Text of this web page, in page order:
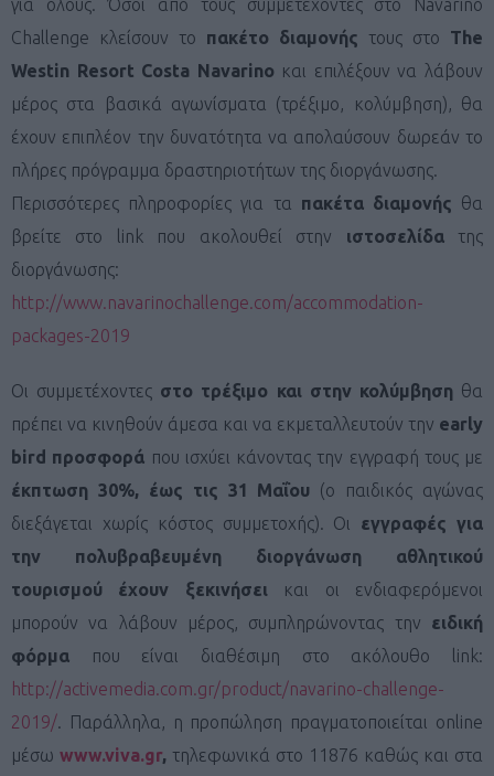
για όλους. Όσοι από τους συμμετέχοντες στο Navarino
Challenge κλείσουν το πακέτο διαμονής τους στο The
Westin Resort Costa Navarino και επιλέξουν να λάβουν
μέρος στα βασικά αγωνίσματα (τρέξιμο, κολύμβηση), θα
έχουν επιπλέον την δυνατότητα να απολαύσουν δωρεάν το
πλήρες πρόγραμμα δραστηριοτήτων της διοργάνωσης.
Περισσότερες πληροφορίες για τα πακέτα διαμονής θα
βρείτε στο link που ακολουθεί στην ιστοσελίδατης
διοργάνωσης:
http://www.navarinochallenge.com/accommodation-
packages-2019
Οι συμμετέχοντες στο τρέξιμο και στην κολύμβησηθα
πρέπει να κινηθούν άμεσα και να εκμεταλλευτούν την early
bird προσφορά που ισχύει κάνοντας την εγγραφή τους με
έκπτωση 30%, έως τις 31 Μαΐου (ο παιδικός αγώνας
διεξάγεται χωρίς κόστος συμμετοχής). Οι εγγραφές για
την πολυβραβευμένη διοργάνωση αθλητικού
τουρισμού έχουν ξεκινήσει και οι ενδιαφερόμενοι
μπορούν να λάβουν μέρος, συμπληρώνοντας την ειδική
φόρμα που είναι διαθέσιμη στο ακόλουθο link:
http://activemedia.com.gr/product/navarino-challenge-
2019/. Παράλληλα, η προπώληση πραγματοποιείται online
μέσω www.viva.gr, τηλεφωνικά στο 11876 καθώς και στα